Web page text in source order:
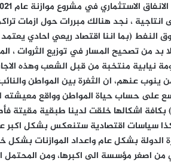
انتاجية ، نجد هنالك مبررات حول ازمات
النفط (بما اننا اقتصاد ريعي احادي
بد من تصحيح المسار في توزيع الثروات ،
نيابية منتخبة من قبل الشعب وهذه
ينوب عنهم، ان الثغرة بين المواطن
على حساب حياة المواطن وواقع
اشكالها خلقت لدينا طبقية مقيتة
سياسات اقتصادية ستنعكس بشكل اكبر
الدولة بشكل عام واعداد الموازنات
من اصغر مؤسسة الى اكبرها، ومن المحتمل